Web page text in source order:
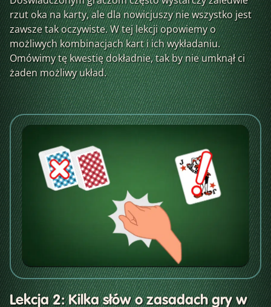
rzut oka na karty, ale dla nowicjuszy nie wszystko jest
zawsze tak oczywiste. W tej lekcji opowiemy o
możliwych kombinacjach kart i ich wykładaniu.
Omówimy tę kwestię dokładnie, tak by nie umknął ci
żaden możliwy układ.
Lekcja 2: Kilka słów o zasadach gry w